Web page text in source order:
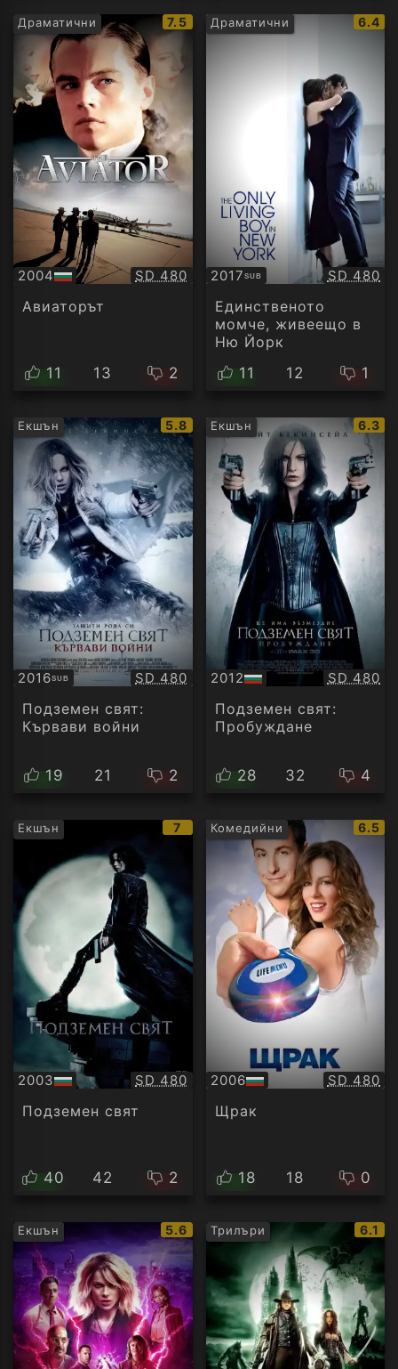
Драматични
IMDb
рейтинг:
7.5
2004
БГ
аудио
Качество:
SD 480
Авиаторът
11 13 2
Драматични
IMDb
6.4
2017SUB
Субтитри SD 480
Единственото
момче, живеещо в
Ню Йорк
11
12 1
Екшън
IMDb
рейтинг:
5.8
2016SUB
Субтитри Качество:
SD 480
Подземен свят:
Кървави войни
19 21 2
Екшън
IMDb
6.3
2012
БГ
аудио
SD 480
Подземен свят:
Пробуждане
28 32 4
Екшън
IMDb
рейтинг:
7
2003
БГ
аудио
Качество:
SD 480
Подземен свят
40 42 2
Комедийни
IMDb
6.5
2006
БГ
аудио
SD 480
Щрак
18 18 0
Екшън
IMDb
рейтинг:
5.6 Трилъри
IMDb
6.1